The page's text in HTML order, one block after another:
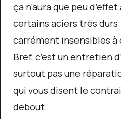
ça n’aura que peu
certains aciers très
carrément insensibles
Bref, c’est un entretien
surtout pas une
qui vous disent le
debout.